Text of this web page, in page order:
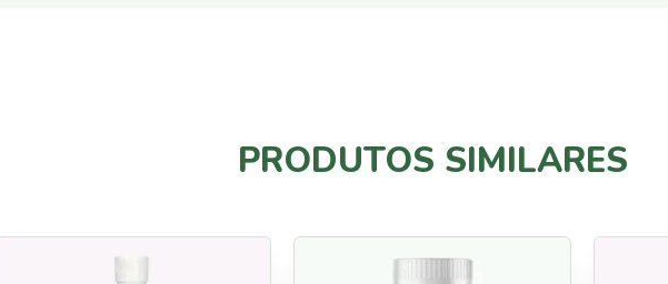
nutritivas e revitalizantes.
e traz força e brilho à pelagem.PRODUTOS SIMILARES